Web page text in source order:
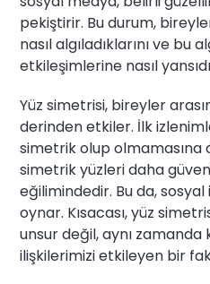
pekiştirir. Bu durum,
nasıl algıladıklarını ve bu
etkileşimlerine nasıl
Yüz simetrisi, bireyler
derinden etkiler. İlk
simetrik olup olmamasına
simetrik yüzleri daha
eğilimindedir. Bu da,
oynar. Kısacası, yüz
unsur değil, aynı zamanda
ilişkilerimizi etkileyen bir